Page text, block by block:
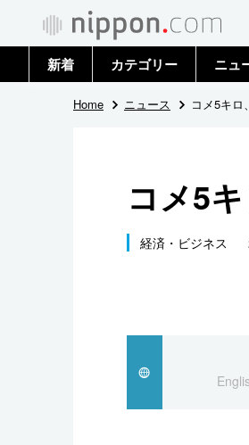
新着 カテゴリー
政治・外交
国際
科学・技術
暮らし
ニュ
トップ
Home ニュース コメ5キロ
コメ5
経済・ビジネス